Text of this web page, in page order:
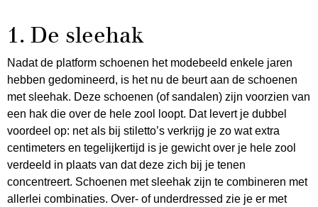
1. De sleehak
Nadat de platform schoenen het modebeeld enkele jaren
hebben gedomineerd, is het nu de beurt aan de schoenen
met sleehak. Deze schoenen (of sandalen) zijn voorzien van
een hak die over de hele zool loopt. Dat levert je dubbel
voordeel op: net als bij stiletto’s verkrijg je zo wat extra
centimeters en tegelijkertijd is je gewicht over je hele zool
verdeeld in plaats van dat deze zich bij je tenen
concentreert. Schoenen met sleehak zijn te combineren met
allerlei combinaties. Over- of underdressed zie je er met